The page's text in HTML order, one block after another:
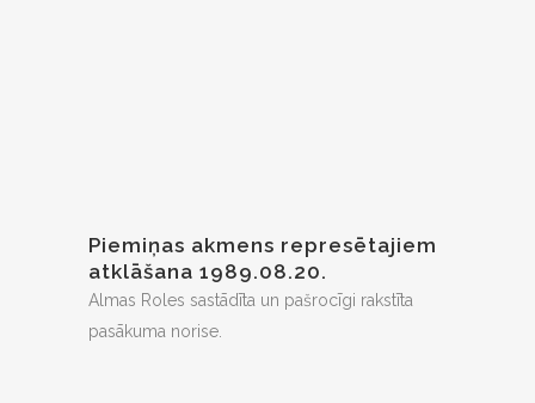
Piemiņas akmens represētajiem
atklāšana 1989.08.20.
Almas Roles sastādīta un pašrocīgi rakstīta
pasākuma norise.